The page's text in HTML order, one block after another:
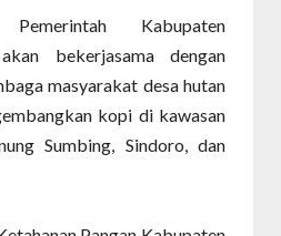
Kabupaten
bekerjasama dengan
masyarakat desa hutan
kopi di kawasan
Sumbing, Sindoro, dan